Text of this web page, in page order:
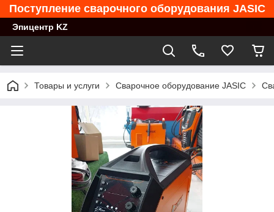
Поступление сварочного оборудования JASIC
Эпицентр KZ
Товары и услуги Сварочное оборудование JASIC